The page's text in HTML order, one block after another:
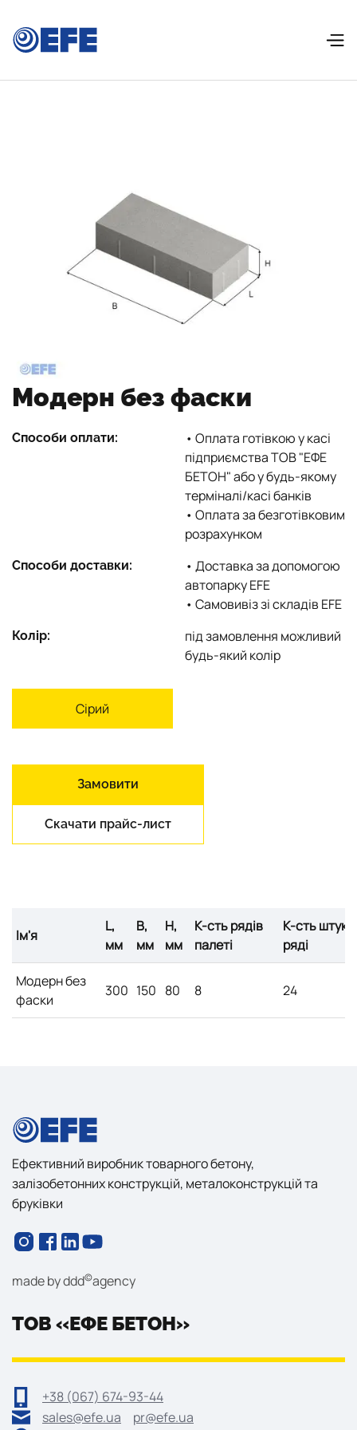
Модерн без фаски
Способи оплати:
• Оплата готівкою у касі
підприємства ТОВ "ЕФЕ
БЕТОН" або у будь-якому
терміналі/касі банків
• Оплата за безготівковим
розрахунком
Способи доставки:
• Доставка за допомогою
автопарку EFE
• Самовивіз зі складів EFE
Колір:
під замовлення можливий
будь-який колір
Сірий
Замовити
Скачати прайс-лист
Ім'я
L,
мм
B,
мм
H,
мм
К-сть рядів
палеті
К-сть штук в
ряді
Модерн без
фаски
300 150 80 8 24
ТОВ «ЕФЕ БЕТОН»
+38 (067) 674-93-44
sales@efe.ua
pr@efe.ua
Ефективний виробник товарного бетону,
залізобетонних конструкцій, металоконструкцій та
бруківки
made byddd©agency